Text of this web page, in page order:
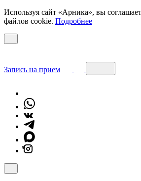
Используя сайт «Арника», вы
файлов cookie. Подробнее
Запись на прием
*